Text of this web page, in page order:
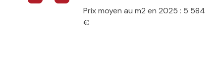
Prix moyen au m2 en 2025 : 5 584
€